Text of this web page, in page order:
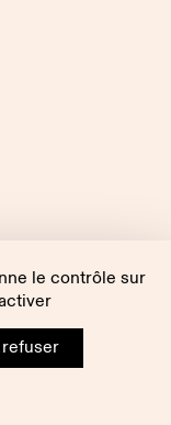
le contrôle sur
refuser